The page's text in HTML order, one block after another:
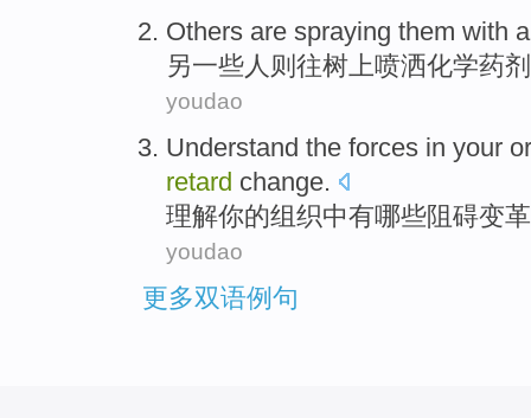
Others are spraying them with a
另一些人 则往树上喷洒化学药剂
youdao
Understand the forces in your
retard change.
理解你的组织中有哪些阻碍变革
youdao
更多双语例句